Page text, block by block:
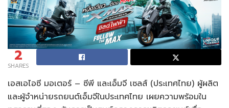
2
SHARES
เอสเอไอซี มอเตอร์ – ซีพี และเอ็มจี เซลส์ (ประเทศไทย) ผู้ผลิต
และผู้จำหน่ายรถยนต์เอ็มจีในประเทศไทย เผยความพร้อมใน